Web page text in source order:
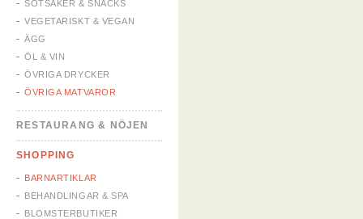
SÖTSAKER & SNACKS
VEGETARISKT & VEGAN
ÄGG
ÖL & VIN
ÖVRIGA DRYCKER
ÖVRIGA MATVAROR
RESTAURANG & NÖJEN
SHOPPING
BARNARTIKLAR
BEHANDLINGAR & SPA
BLOMSTERBUTIKER